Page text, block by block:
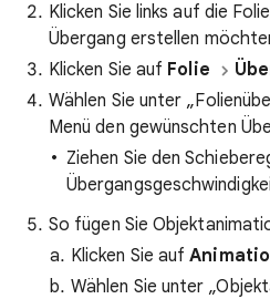
Klicken Sie links auf die
Übergang erstellen
Klicken Sie auf Folie
Wählen Sie unter
Menü den gewünschten
Ziehen Sie den
So fügen Sie
Klicken Sie auf
Wählen Sie unter